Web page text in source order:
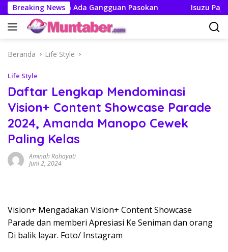
Langsung
ke
konten
Breaking News
Tak Boleh Ada Gangguan Pasokan Isuzu Pajang
Beranda Life Style
Life Style
Daftar Lengkap Mendominasi
Vision+ Content Showcase Parade
2024, Amanda Manopo Cewek
Paling Kelas
Aminah Rohayati
Juni 2, 2024
Vision+ Mengadakan Vision+ Content Showcase
Parade dan memberi Apresiasi Ke Seniman dan orang
Di balik layar. Foto/ Instagram